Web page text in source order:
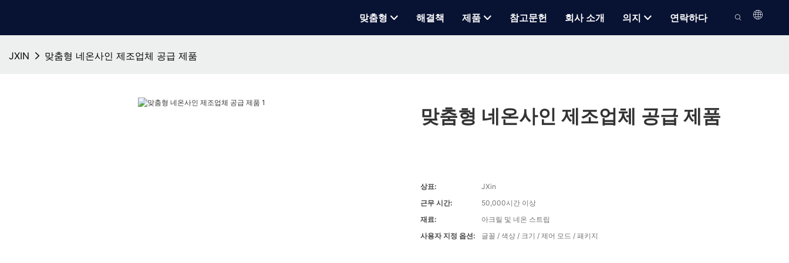
맞춤형 해결책 제품 참고문헌 회사 소개 의지 연락하다
JXIN 맞춤형 네온사인 제조업체 공급 제품
맞춤형 네온사인 제조업체 공급 제품
상표:
JXin
근무 시간:
50,000시간 이상
재료:
아크릴 및 네온 스트립
사용자 지정 옵션:
글꼴 / 색상 / 크기 / 제어 모드 / 패키지